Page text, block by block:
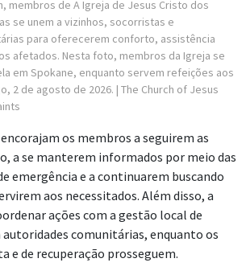
membros de A Igreja de Jesus Cristo dos
se unem a vizinhos, socorristas e
para oferecerem conforto, assistência
afetados. Nesta foto, membros da Igreja se
em Spokane, enquanto servem refeições aos
2 de agosto de 2026. | The Church of Jesus
os membros a seguirem as
a se manterem informados por meio das
emergência e a continuarem buscando
aos necessitados. Além disso, a
ações com a gestão local de
autoridades comunitárias, enquanto os
e de recuperação prosseguem.